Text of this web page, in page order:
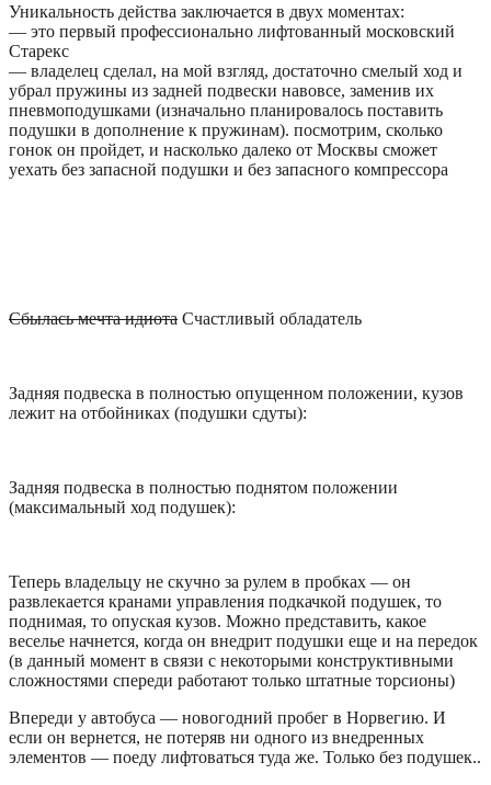
Уникальность действа заключается в двух моментах:
— это первый профессионально лифтованный московский
Cтарекс
— владелец сделал, на мой взгляд, достаточно смелый ход и
убрал пружины из задней подвески навовсе, заменив их
пневмоподушками (изначально планировалось поставить
подушки в дополнение к пружинам). посмотрим, сколько
гонок он пройдет, и насколько далеко от Москвы сможет
уехать без запасной подушки и без запасного компрессора
Сбылась мечта идиота Счастливый обладатель
Задняя подвеска в полностью опущенном положении, кузов
лежит на отбойниках (подушки сдуты):
Задняя подвеска в полностью поднятом положении
(максимальный ход подушек):
Теперь владельцу не скучно за рулем в пробках — он
развлекается кранами управления подкачкой подушек, то
поднимая, то опуская кузов. Можно представить, какое
веселье начнется, когда он внедрит подушки еще и на передок
(в данный момент в связи с некоторыми конструктивными
сложностями спереди работают только штатные торсионы)
Впереди у автобуса — новогодний пробег в Норвегию. И
если он вернется, не потеряв ни одного из внедренных
элементов — поеду лифтоваться туда же. Только без подушек..